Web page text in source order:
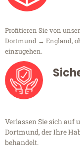
Profitieren Sie von
Dortmund → England,
einzugehen.
Verlassen Sie sich auf
Dortmund, der Ihre
behandelt.